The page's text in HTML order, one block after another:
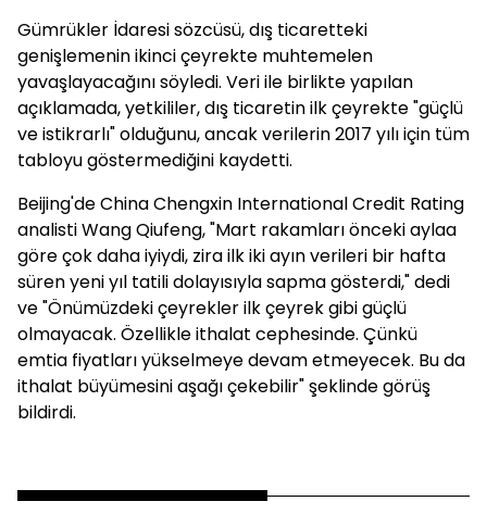
Gümrükler İdaresi sözcüsü, dış ticaretteki
genişlemenin ikinci çeyrekte muhtemelen
yavaşlayacağını söyledi. Veri ile birlikte yapılan
açıklamada, yetkililer, dış ticaretin ilk çeyrekte "güçlü
ve istikrarlı" olduğunu, ancak verilerin 2017 yılı için tüm
tabloyu göstermediğini kaydetti.
Beijing'de China Chengxin International Credit Rating
analisti Wang Qiufeng, "Mart rakamları önceki aylaa
göre çok daha iyiydi, zira ilk iki ayın verileri bir hafta
süren yeni yıl tatili dolayısıyla sapma gösterdi," dedi
ve "Önümüzdeki çeyrekler ilk çeyrek gibi güçlü
olmayacak. Özellikle ithalat cephesinde. Çünkü
emtia fiyatları yükselmeye devam etmeyecek. Bu da
ithalat büyümesini aşağı çekebilir" şeklinde görüş
bildirdi.